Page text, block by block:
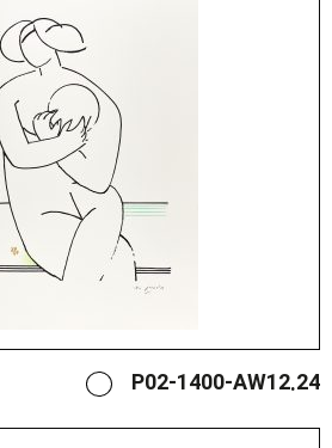
P02-1400-AW12.24